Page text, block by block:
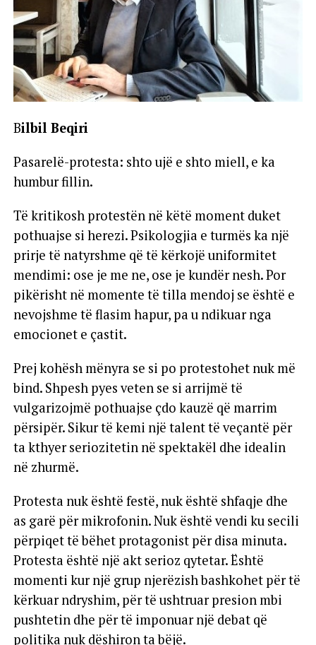
Bilbil Beqiri
Pasarelë-protesta: shto ujë e shto miell, e ka
humbur fillin.
Të kritikosh protestën në këtë moment duket
pothuajse si herezi. Psikologjia e turmës ka një
prirje të natyrshme që të kërkojë uniformitet
mendimi: ose je me ne, ose je kundër nesh. Por
pikërisht në momente të tilla mendoj se është e
nevojshme të flasim hapur, pa u ndikuar nga
emocionet e çastit.
Prej kohësh mënyra se si po protestohet nuk më
bind. Shpesh pyes veten se si arrijmë të
vulgarizojmë pothuajse çdo kauzë që marrim
përsipër. Sikur të kemi një talent të veçantë për
ta kthyer seriozitetin në spektakël dhe idealin
në zhurmë.
Protesta nuk është festë, nuk është shfaqje dhe
as garë për mikrofonin. Nuk është vendi ku secili
përpiqet të bëhet protagonist për disa minuta.
Protesta është një akt serioz qytetar. Është
momenti kur një grup njerëzish bashkohet për të
kërkuar ndryshim, për të ushtruar presion mbi
pushtetin dhe për të imponuar një debat që
politika nuk dëshiron ta bëjë.